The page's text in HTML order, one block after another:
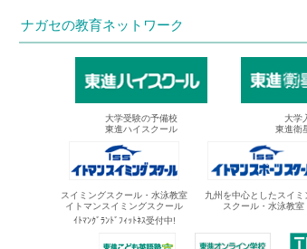
ナガセの教育ネットワーク
大学受験の予備校
東進ハイスクール
大学
東進衛
スイミングスクール・水泳教室
イトマンスイミングスクール
ｲﾄﾏﾝｸﾞﾗﾝﾄﾞﾌｨｯﾄﾈｽ受付中!
九州を中心としたスイミ
スクール・水泳教室